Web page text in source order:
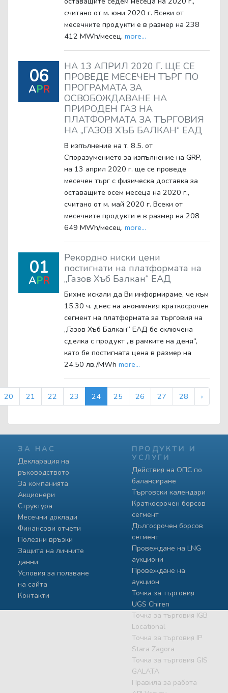
считано от м. юни 2020 г. Всеки от
месечните продукти е в размер на 238
412 MWh/месец. more...
06
APR
НА 13 АПРИЛ 2020 Г. ЩЕ СЕ
ПРОВЕДЕ МЕСЕЧЕН ТЪРГ ПО
ПРОГРАМАТА ЗА
ОСВОБОЖДАВАНЕ НА
ПРИРОДЕН ГАЗ НА
ПЛАТФОРМАТА ЗА ТЪРГОВИЯ
НА „ГАЗОВ ХЪБ БАЛКАН“ ЕАД
В изпълнение на т. 8.5. от
Споразумението за изпълнение на GRP,
на 13 април 2020 г. ще се проведе
месечен търг с физическа доставка за
оставащите осем месеца на 2020 г.,
считано от м. май 2020 г. Всеки от
месечните продукти е в размер на 208
649 MWh/месец. more...
01
APR
Рекордно ниски цени
постигнати на платформата на
„Газов Хъб Балкан“ ЕАД
Бихме искали да Ви информираме, че към
15.30 ч. днес на анонимния краткосрочен
сегмент на платформата за търговия на
„Газов Хъб Балкан“ ЕАД бе сключена
сделка с продукт „в рамките на деня“,
като бе постигната цена в размер на
24.50 лв./MWh more...
20 21 22 23 24 25 26 27 28 ›
ЗА НАС
Декларация на
ръководството
За компанията
Акционери
Структура
Месечни доклади
Финансови отчети
Полезни връзки
Защита на личните
данни
Условия за ползване
на сайта
Контакти
ПРОДУКТИ И
УСЛУГИ
Действия на ОПС по
балансиране
Търговски календари
Краткосрочен борсов
сегмент
Дългосрочен борсов
сегмент
Провеждане на LNG
аукциони
Провеждане на
аукцион
Точка за търговия
UGS Chiren
Точка за търговия IGB
Locational
Точка за търговия IP
Stara Zagora
Точка за търговия GIS
GALATA
Правила за работа